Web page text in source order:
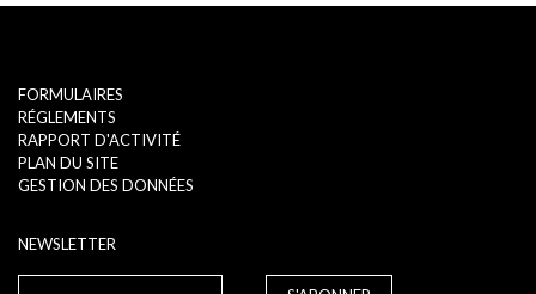
FORMULAIRES
RÉGLEMENTS
RAPPORT D'ACTIVITÉ
PLAN DU SITE
GESTION DES DONNÉES
NEWSLETTER